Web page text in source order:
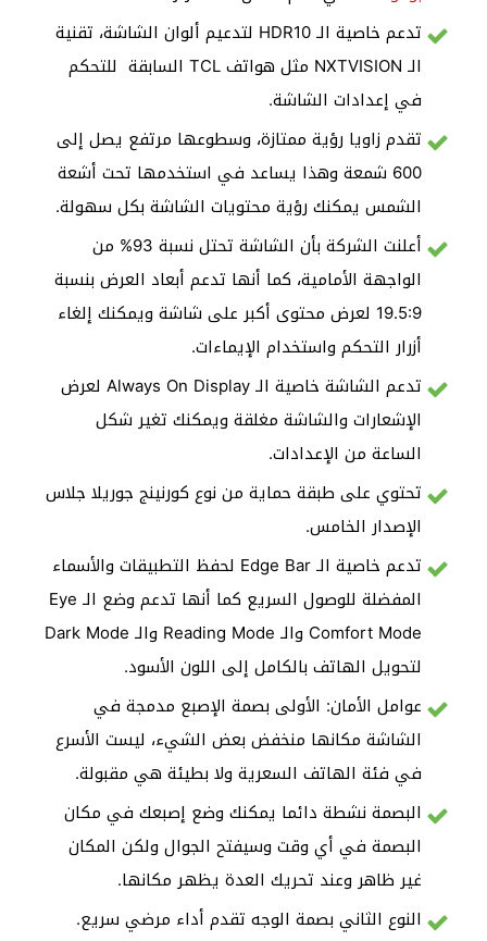
تدعم خاصية الـ HDR10 لتدعيم ألوان الشاشة، تقنية
الـ NXTVISION مثل هواتف TCL السابقة للتحكم
في إعدادات الشاشة.
تقدم زاويا رؤية ممتازة، وسطوعها مرتفع يصل إلى
600 شمعة وهذا يساعد في استخدمها تحت أشعة
الشمس يمكنك رؤية محتويات الشاشة بكل سهولة.
أعلنت الشركة بأن الشاشة تحتل نسبة 93% من
الواجهة الأمامية، كما أنها تدعم أبعاد العرض بنسبة
19.5:9 لعرض محتوى أكبر على شاشة ويمكنك إلغاء
أزرار التحكم واستخدام الإيماءات.
تدعم الشاشة خاصية الـ Always On Display لعرض
الإشعارات والشاشة مغلقة ويمكنك تغير شكل
الساعة من الإعدادات.
تحتوي على طبقة حماية من نوع كورنينج جوريلا جلاس
الإصدار الخامس.
تدعم خاصية الـ Edge Bar لحفظ التطبيقات والأسماء
المفضلة للوصول السريع كما أنها تدعم وضع الـ Eye
Comfort Mode والـ Reading Mode والـ Dark Mode
لتحويل الهاتف بالكامل إلى اللون الأسود.
عوامل الأمان: الأولى بصمة الإصبع مدمجة في
الشاشة مكانها منخفض بعض الشيء، ليست الأسرع
في فئة الهاتف السعرية ولا بطيئة هي مقبولة.
البصمة نشطة دائما يمكنك وضع إصبعك في مكان
البصمة في أي وقت وسيفتح الجوال ولكن المكان
غير ظاهر وعند تحريك العدة يظهر مكانها.
النوع الثاني بصمة الوجه تقدم أداء مرضي سريع.